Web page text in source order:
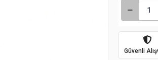
Güvenli